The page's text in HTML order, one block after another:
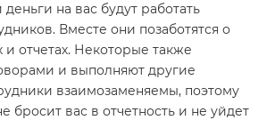
на вас будут работать
Вместе они позаботятся о
и отчетах. Некоторые также
и выполняют другие
взаимозаменяемы, поэтому
бросит вас в отчетность и не уйдет